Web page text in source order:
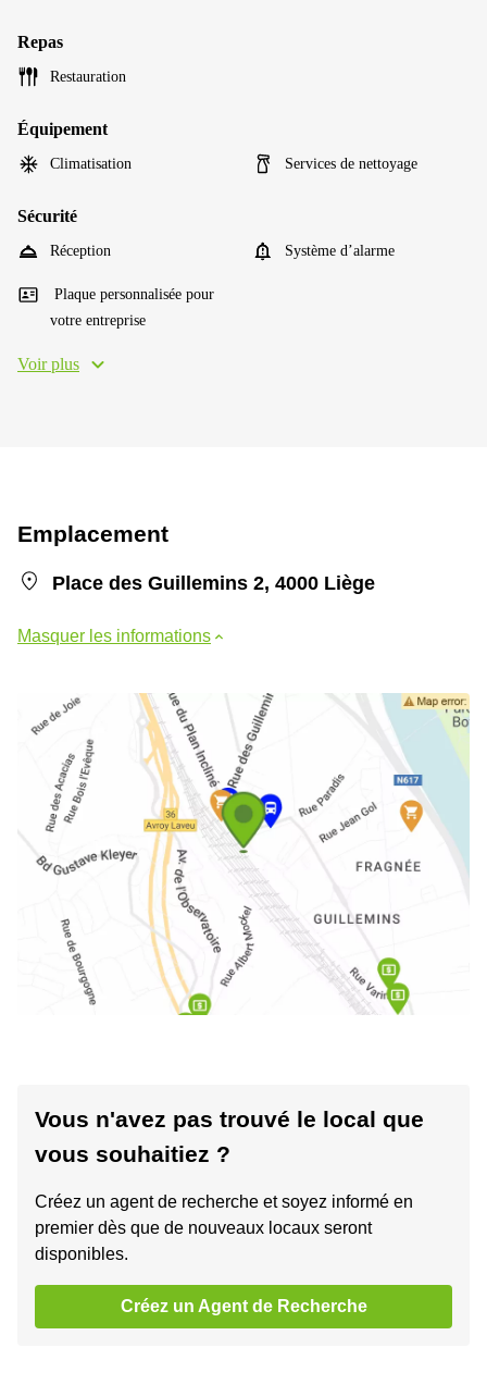
Repas
Restauration
Équipement
Climatisation Services de nettoyage
Sécurité
Réception Système d’alarme
Plaque personnalisée pour
votre entreprise
Voir plus
Emplacement
Place des Guillemins 2, 4000 Liège
Masquer les informations
Vous n'avez pas trouvé le local que
vous souhaitiez ?
Créez un agent de recherche et soyez informé en
premier dès que de nouveaux locaux seront
disponibles.
Créez un Agent de Recherche